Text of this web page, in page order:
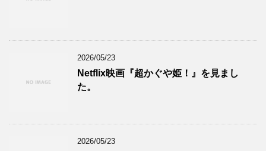
2026/05/23
Netflix映画『超かぐや姫！』を見まし
た。
2026/05/23